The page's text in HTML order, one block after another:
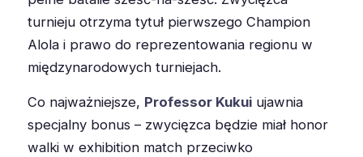
turnieju otrzyma tytuł pierwszego Champion
Alola i prawo do reprezentowania regionu w
międzynarodowych turniejach.
Co najważniejsze, Professor Kukui ujawnia
specjalny bonus – zwycięzca będzie miał honor
walki w exhibition match przeciwko